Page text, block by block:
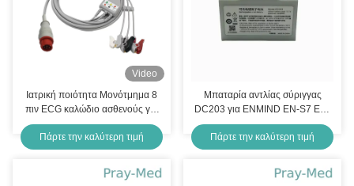
Video
Ιατρική ποιότητα Μονότμημα 8
πιν ECG καλώδιο ασθενούς για
Bionet, 3/5 Lead,
Snap/Clip/Infant Clip
Πάρτε την καλύτερη τιμή
Μπαταρία αντλίας σύριγγας
DC203 για ENMIND EN-S7 EN-
V7 Smart
Πάρτε την καλύτερη τιμή